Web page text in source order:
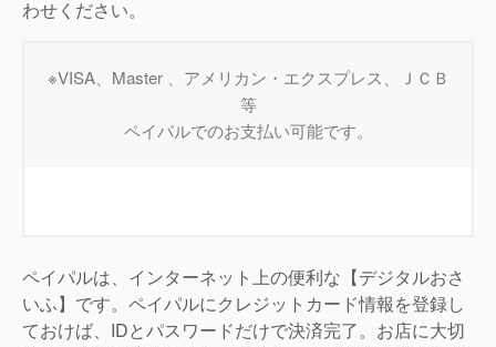
わせください。
※VISA、Master 、アメリカン・エクスプレス、ＪＣＢ
等
ペイパルでのお支払い可能です。
ペイパルは、インターネット上の便利な【デジタルおさ
いふ】です。ペイパルにクレジットカード情報を登録し
ておけば、IDとパスワードだけで決済完了。お店に大切